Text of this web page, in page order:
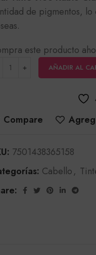
de pigmentos,
este producto
AÑADIR AL
Compare
7501438365158
Cabello,